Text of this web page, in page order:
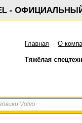
-
Главная О
Тяжёлая